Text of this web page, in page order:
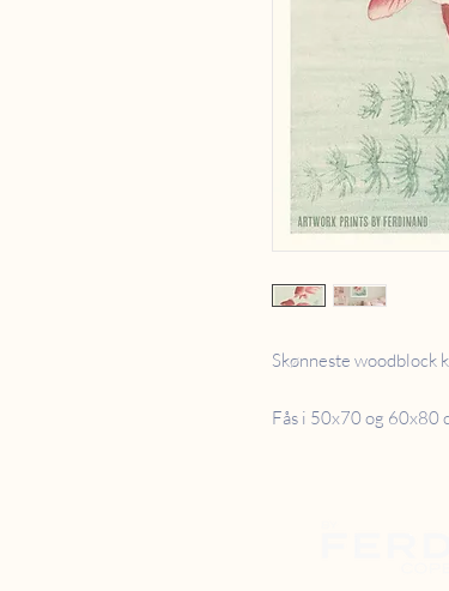
Skønneste woodblock
Fås i 50x70 og 60x80